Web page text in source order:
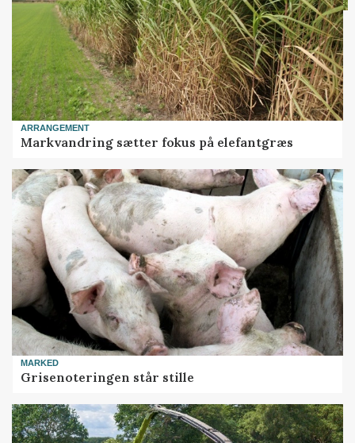
ARRANGEMENT
Markvandring sætter fokus på elefantgræs
MARKED
Grisenoteringen står stille